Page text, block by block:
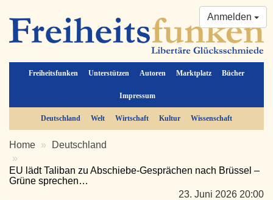
Freiheitsfunken Unterstützen Autoren Marktplatz Bücher
Impressum
Anmelden
Deutschland Welt Wirtschaft Kultur Wissenschaft
Home Deutschland
EU lädt Taliban zu Abschiebe-Gesprächen nach Brüssel –
Grüne sprechen…
23. Juni 2026 20:00